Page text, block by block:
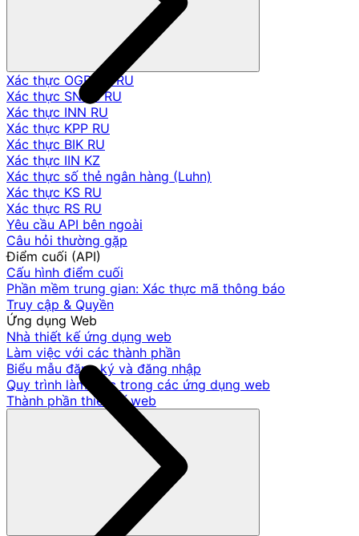
Xác thực OGRNIP RU
Xác thực SNILS RU
Xác thực INN RU
Xác thực KPP RU
Xác thực BIK RU
Xác thực IIN KZ
Xác thực số thẻ ngân hàng (Luhn)
Xác thực KS RU
Xác thực RS RU
Yêu cầu API bên ngoài
Câu hỏi thường gặp
Điểm cuối (API)
Cấu hình điểm cuối
Phần mềm trung gian: Xác thực mã thông báo
Truy cập & Quyền
Ứng dụng Web
Nhà thiết kế ứng dụng web
Làm việc với các thành phần
Biểu mẫu đăng ký và đăng nhập
Quy trình làm việc trong các ứng dụng web
Thành phần thiết kế web